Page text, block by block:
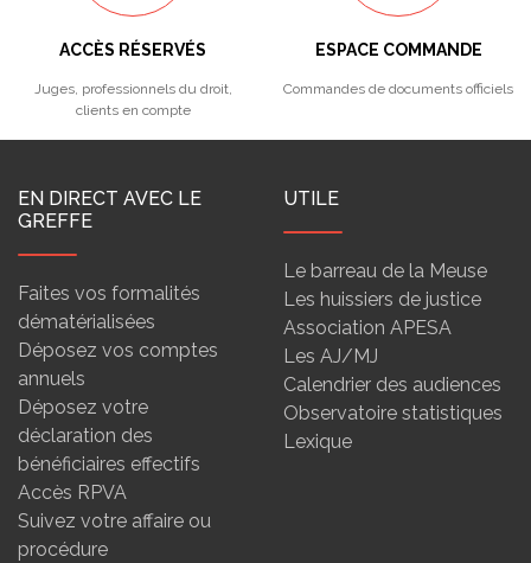
ACCÈS RÉSERVÉS
Juges, professionnels du droit,
clients en compte
ESPACE COMMANDE
Commandes de documents officiels
EN DIRECT AVEC LE
GREFFE
Faites vos formalités
dématérialisées
Déposez vos comptes
annuels
Déposez votre
déclaration des
bénéficiaires effectifs
Accès RPVA
Suivez votre affaire ou
procédure
UTILE
Le barreau de la Meuse
Les huissiers de justice
Association APESA
Les AJ/MJ
Calendrier des audiences
Observatoire statistiques
Lexique